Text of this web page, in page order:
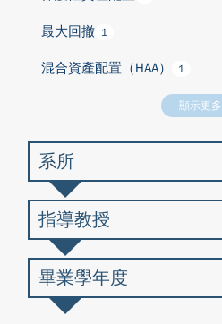
最大回撤 1
混合資產配置（HAA） 1
顯示更多
系所
指導教授
畢業學年度